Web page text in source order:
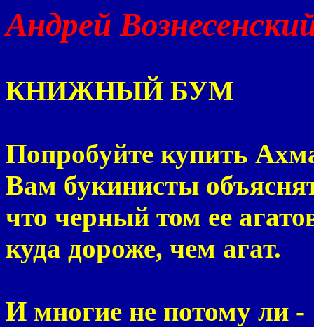
Андрей
КНИЖНЫЙ БУМ
Попробуйте купить
Вам букинисты
что черный том ее
куда дороже, чем агат.
И многие не потому ли -